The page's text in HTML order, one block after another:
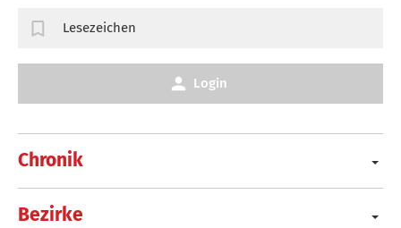
Chronik
Bezirke
Lesezeichen
Login